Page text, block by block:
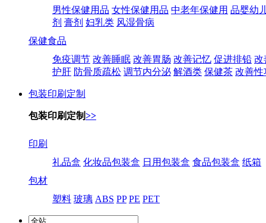
男性保健用品 女性保健用品 中老年保健用 品婴幼
剂 膏剂 妇乳类 风湿骨病
保健食品
免疫调节 改善睡眠 改善胃肠 改善记忆 促进排铅 改
护肝 防骨质疏松 调节内分泌 解酒类 保健茶 改善性
包装印刷定制
包装印刷定制>>
印刷
礼品盒 化妆品包装盒 日用包装盒 食品包装盒 纸箱
包材
塑料 玻璃 ABS PP PE PET